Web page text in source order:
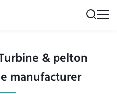
& pelton
manufacturer